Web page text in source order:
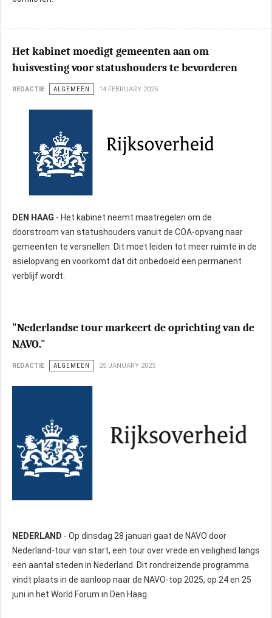
Het kabinet moedigt gemeenten aan om
huisvesting voor statushouders te bevorderen
REDACTIE ALGEMEEN 14 FEBRUARY 2025
DEN HAAG - Het kabinet neemt maatregelen om de
doorstroom van statushouders vanuit de COA-opvang naar
gemeenten te versnellen. Dit moet leiden tot meer ruimte in de
asielopvang en voorkomt dat dit onbedoeld een permanent
verblijf wordt.
"Nederlandse tour markeert de oprichting van de
NAVO."
REDACTIE ALGEMEEN 25 JANUARY 2025
NEDERLAND - Op dinsdag 28 januari gaat de NAVO door
Nederland-tour van start, een tour over vrede en veiligheid langs
een aantal steden in Nederland. Dit rondreizende programma
vindt plaats in de aanloop naar de NAVO-top 2025, op 24 en 25
juni in het World Forum in Den Haag.